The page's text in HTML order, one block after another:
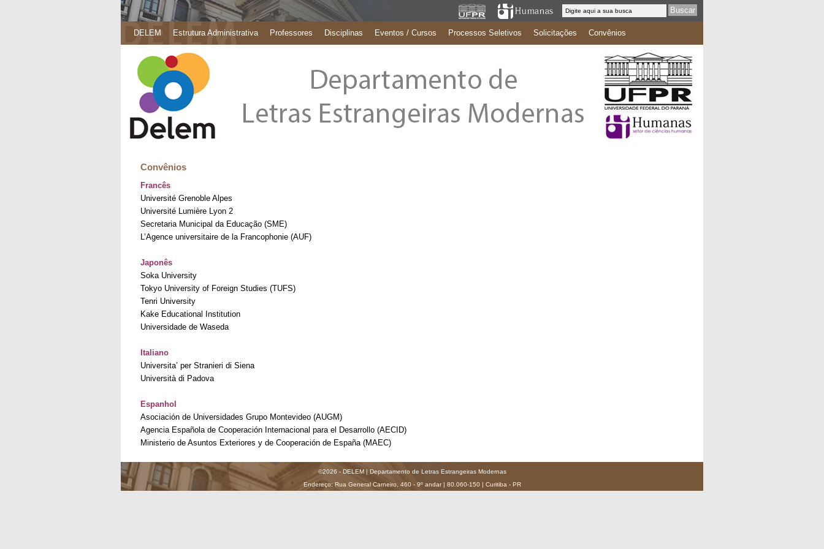
DELEM Estrutura Administrativa Professores Disciplinas Eventos / Cursos Processos Seletivos Solicitações Convênios
Convênios
Francês
Université Grenoble Alpes
Université Lumière Lyon 2
Secretaria Municipal da Educação (SME)
L’Agence universitaire de la Francophonie (AUF)
Japonês
Soka University
Tokyo University of Foreign Studies (TUFS)
Tenri University
Kake Educational Institution
Universidade de Waseda
Italiano
Universita’ per Stranieri di Siena
Università di Padova
Espanhol
Asociación de Universidades Grupo Montevideo (AUGM)
Agencia Española de Cooperación Internacional para el Desarrollo (AECID)
Ministerio de Asuntos Exteriores y de Cooperación de España (MAEC)
©2026 - DELEM | Departamento de Letras Estrangeiras Modernas
Endereço: Rua General Carneiro, 460 - 9º andar | 80.060-150 | Curitiba - PR